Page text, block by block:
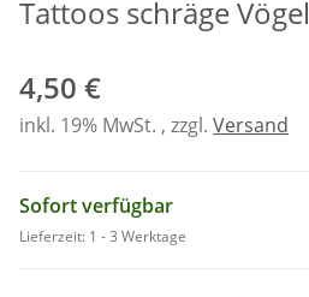
Tattoos schräge Vögel
4,50 €
inkl. 19% MwSt. , zzgl. Versand
Sofort verfügbar
Lieferzeit: 1 - 3 Werktage